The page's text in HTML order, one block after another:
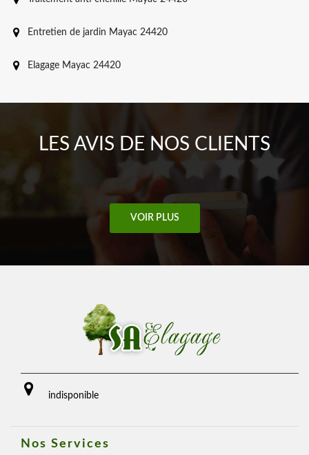
Entretien de jardin Mayac 24420
Elagage Mayac 24420
LES AVIS DE NOS CLIENTS
VOIR PLUS
indisponible
Nos Services